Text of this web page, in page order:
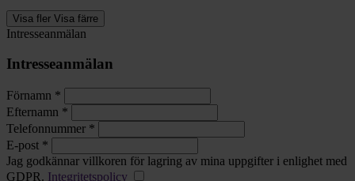
Visa fler Visa färre
Intresseanmälan
Intresseanmälan
Förnamn *
Efternamn *
Telefonnummer *
E-post *
Jag godkännar villkoren för lagring av mina uppgifter i enlighet med
GDPR. Integritetspolicy